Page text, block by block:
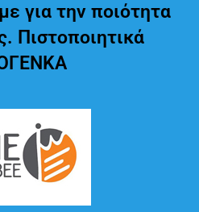
για την ποιότητα
Πιστοποιητικά